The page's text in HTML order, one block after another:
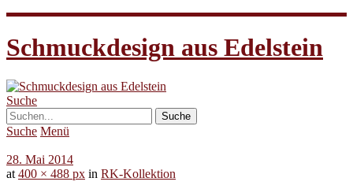
Schmuckdesign aus Edelstein
Suche
Suche Menü
28. Mai 2014
at 400 × 488 px in RK-Kollektion